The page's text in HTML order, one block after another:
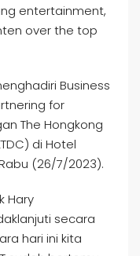
entertainment,
over the top
Business
for
The Hongkong
di Hotel
(26/7/2023).
Hary
secara
hari ini kita